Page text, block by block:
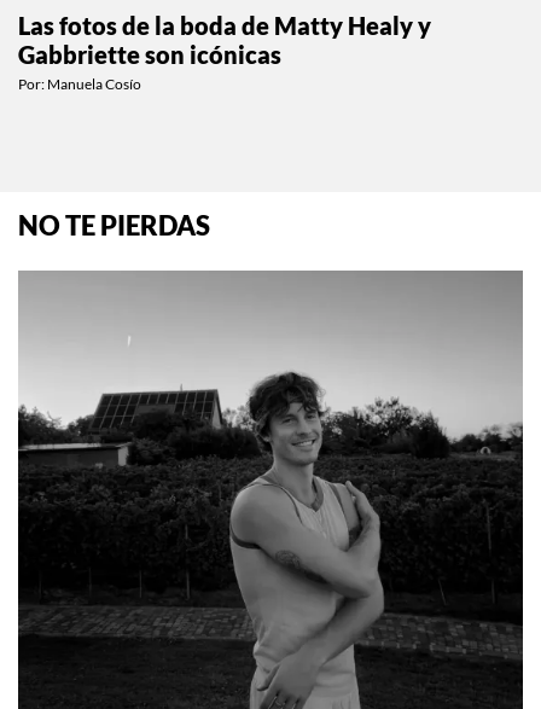
Las fotos de la boda de Matty Healy y
Gabbriette son icónicas
Por: Manuela Cosío
NO TE PIERDAS